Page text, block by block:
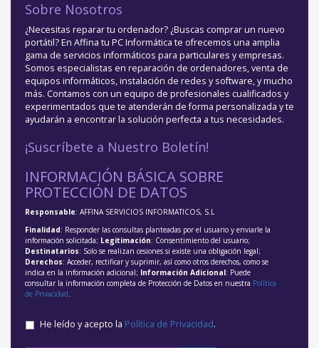
Sobre Nosotros
¿Necesitas reparar tu ordenador? ¿Buscas comprar un nuevo
portátil? En Affina tu PC Informática te ofrecemos una amplia
gama de servicios informáticos para particulares y empresas.
Somos especialistas en reparación de ordenadores, venta de
equipos informáticos, instalación de redes y software, y mucho
más. Contamos con un equipo de profesionales cualificados y
experimentados que te atenderán de forma personalizada y te
ayudarán a encontrar la solución perfecta a tus necesidades.
¡Suscríbete a Nuestro Boletín!
INFORMACIÓN BÁSICA SOBRE
PROTECCIÓN DE DATOS
Responsable: AFFINA SERVICIOS INFORMATICOS, S.L
Finalidad: Responder las consultas planteadas por el usuario y enviarle la
información solicitada; Legitimación: Consentimiento del usuario;
Destinatarios: Solo se realizan cesiones si existe una obligación legal;
Derechos: Acceder, rectificar y suprimir, así como otros derechos, como se
indica en la información adicional; Información Adicional: Puede
consultar la información completa de Protección de Datos en nuestra Política
de Privacidad.
He leído y acepto la Política de Privacidad.